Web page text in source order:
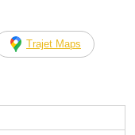
Trajet Maps